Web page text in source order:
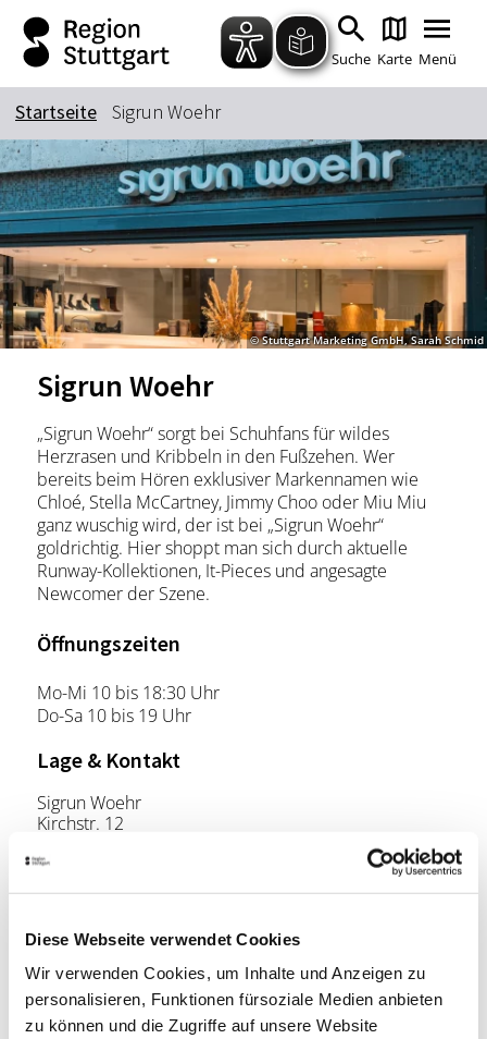
Diese Webseite verwendet Cookies
Wir verwenden Cookies, um Inhalte und Anzeigen zu
personalisieren, Funktionen fürsoziale Medien anbieten
zu können und die Zugriffe auf unsere Website
Zum Hauptinhalt springen
Zur Suche springen
Zur Hauptnavigation
Zum Footer springen
Suche Karte Menü
Suchbegriff
Das könnte Sie interessieren
Stadtführungen
Tickets
Citytour
Übernachtung
Erlebnisse
Essen & Trinken
Wein
Kultur
Feste & Highlights
Startseite Sigrun Woehr
© Stuttgart Marketing GmbH, Sarah Schmid
Sigrun Woehr
„Sigrun Woehr“ sorgt bei Schuhfans für wildes
Herzrasen und Kribbeln in den Fußzehen. Wer
bereits beim Hören exklusiver Markennamen wie
Chloé, Stella McCartney, Jimmy Choo oder Miu Miu
ganz wuschig wird, der ist bei „Sigrun Woehr“
goldrichtig. Hier shoppt man sich durch aktuelle
Runway-Kollektionen, It-Pieces und angesagte
Newcomer der Szene.
Öffnungszeiten
Mo-Mi 10 bis 18:30 Uhr
Do-Sa 10 bis 19 Uhr
Lage & Kontakt
Sigrun Woehr
Kirchstr. 12
Planen Sie Ihre Anreise
Verkehrs- und Tarifverbund Stuttgart GmbH